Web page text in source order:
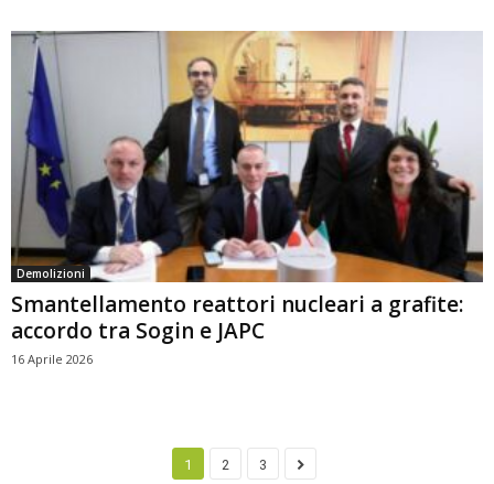
Demolizioni
Smantellamento reattori nucleari a grafite:
accordo tra Sogin e JAPC
16 Aprile 2026
1 2 3